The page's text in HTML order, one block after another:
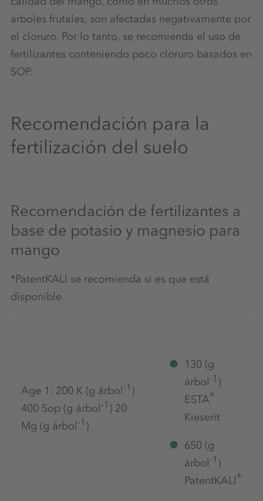
árboles frutales, son afectadas negativamente por
el cloruro. Por lo tanto, se recomienda el uso de
fertilizantes conteniendo poco cloruro basados en
SOP.
Recomendación para la
fertilización del suelo
Recomendación de fertilizantes a
base de potasio y magnesio para
mango
*PatentKALI se recomienda si es que está
disponible
Age 1: 200 K (g árbol -1 )
400 Sop (g árbol -1 ) 20
Mg (g árbol -1 )
130 (g
árbol -1 )
ESTA®
Kieserit
650 (g
árbol -1 )
PatentKALI®